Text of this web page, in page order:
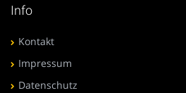
Info
Kontakt
Impressum
Datenschutz